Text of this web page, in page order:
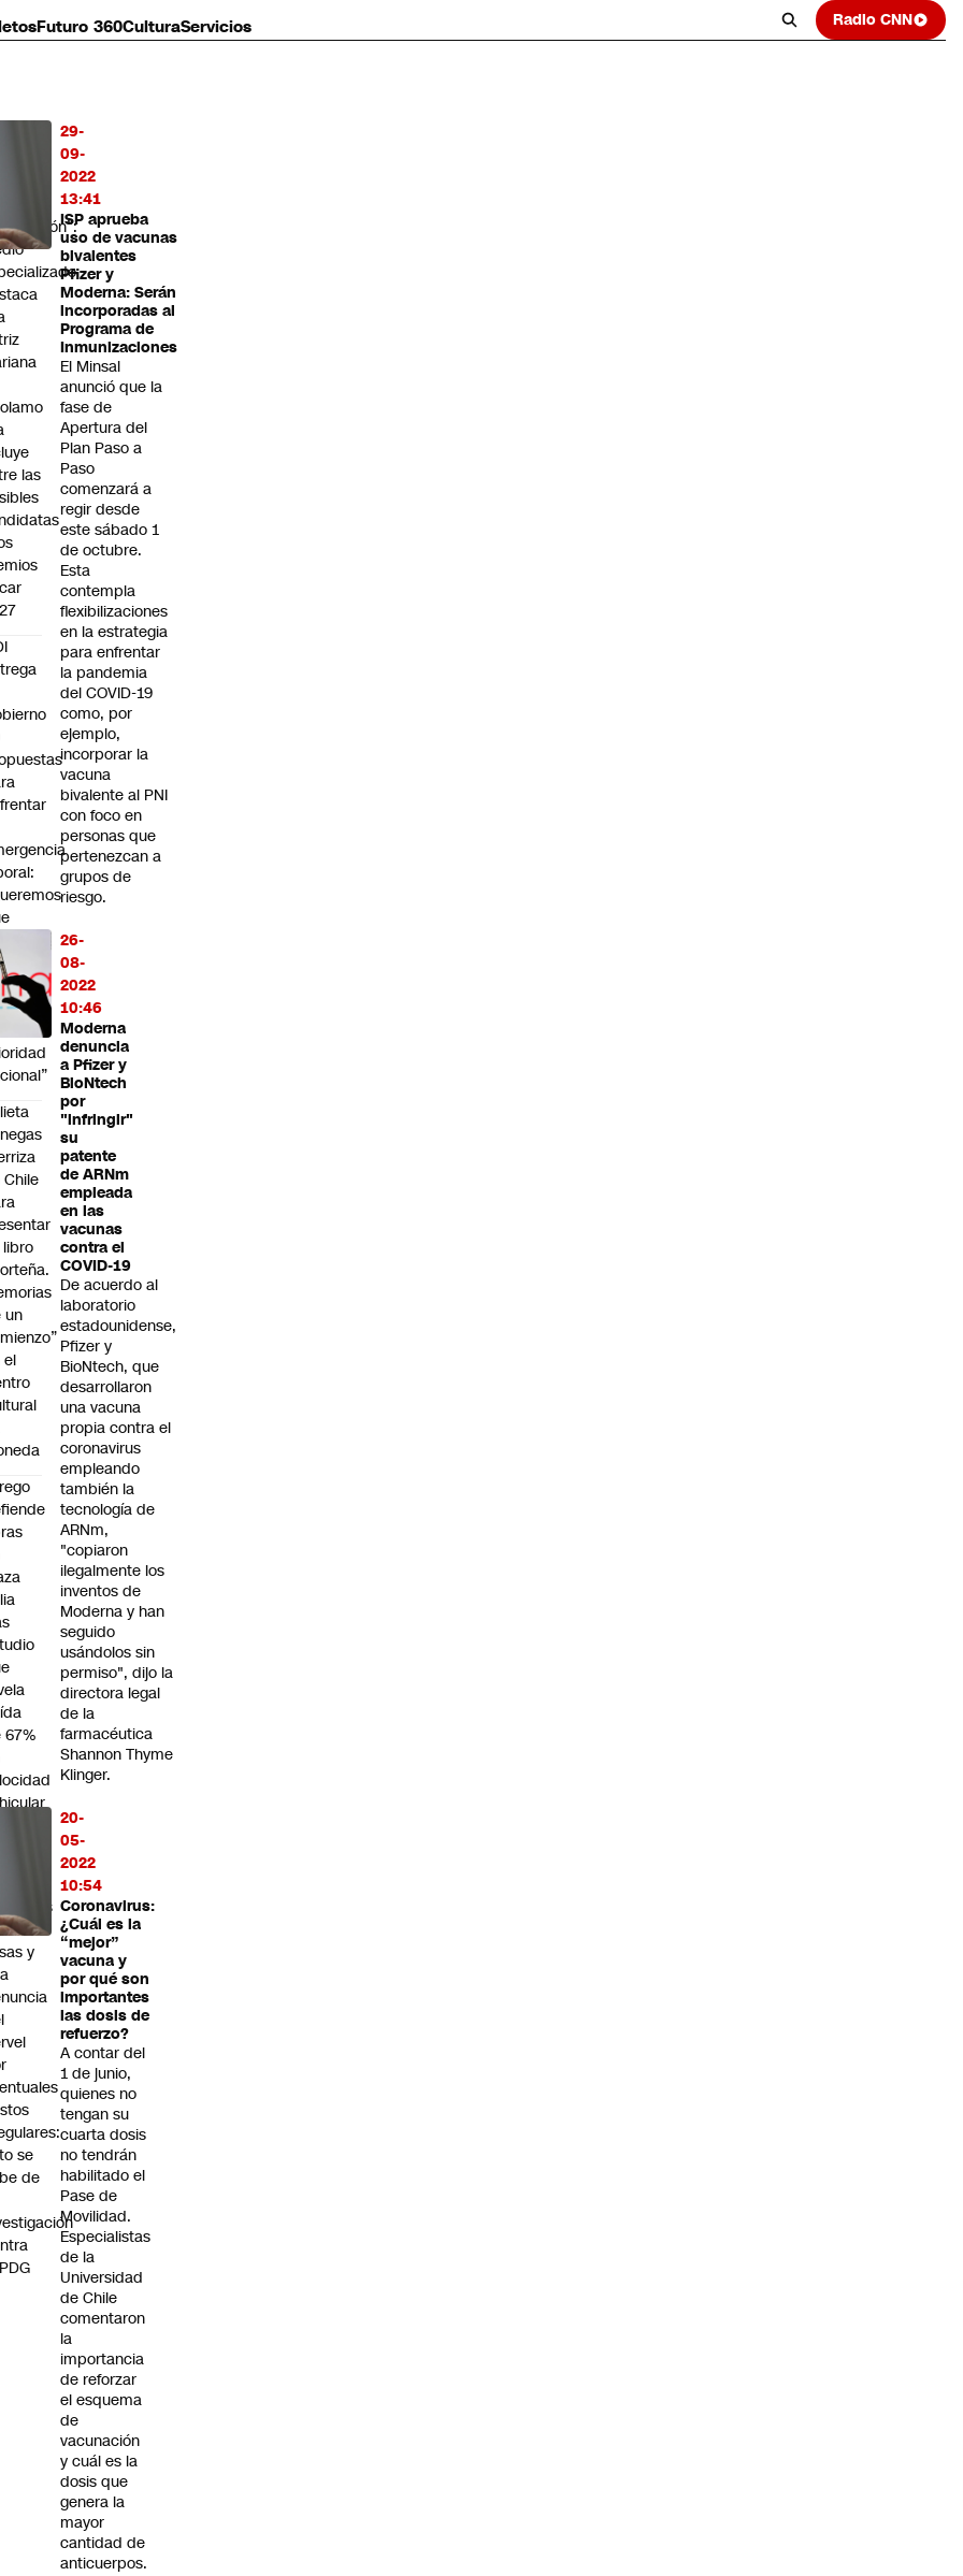
Futuro 360CulturaServicios Radio CNN
29-
09-
2022
13:41
ISP aprueba
uso de vacunas
bivalentes
Pfizer y
Moderna: Serán
incorporadas al
Programa de
Inmunizaciones
El Minsal
anunció que la
fase de
Apertura del
Plan Paso a
Paso
comenzará a
regir desde
este sábado 1
de octubre.
Esta
contempla
flexibilizaciones
en la estrategia
para enfrentar
la pandemia
del COVID-19
como, por
ejemplo,
incorporar la
vacuna
bivalente al PNI
con foco en
personas que
pertenezcan a
grupos de
riesgo.
26-
08-
2022
10:46
Moderna
denuncia
a Pfizer y
BioNtech
por
"infringir"
su
patente
de ARNm
empleada
en las
vacunas
contra el
COVID-19
De acuerdo al
laboratorio
estadounidense,
Pfizer y
BioNtech, que
desarrollaron
una vacuna
propia contra el
coronavirus
empleando
también la
tecnología de
ARNm,
"copiaron
ilegalmente los
inventos de
Moderna y han
seguido
usándolos sin
permiso", dijo la
directora legal
de la
farmacéutica
Shannon Thyme
Klinger.
20-
05-
2022
10:54
Coronavirus:
¿Cuál es la
“mejor”
vacuna y
por qué son
importantes
las dosis de
refuerzo?
A contar del
1 de junio,
quienes no
tengan su
cuarta dosis
no tendrán
habilitado el
Pase de
Movilidad.
Especialistas
de la
Universidad
de Chile
comentaron
la
importancia
de reforzar
el esquema
de
vacunación
y cuál es la
dosis que
genera la
mayor
cantidad de
anticuerpos.
las
a
Chile
libro
un
el
67%
y
se
de